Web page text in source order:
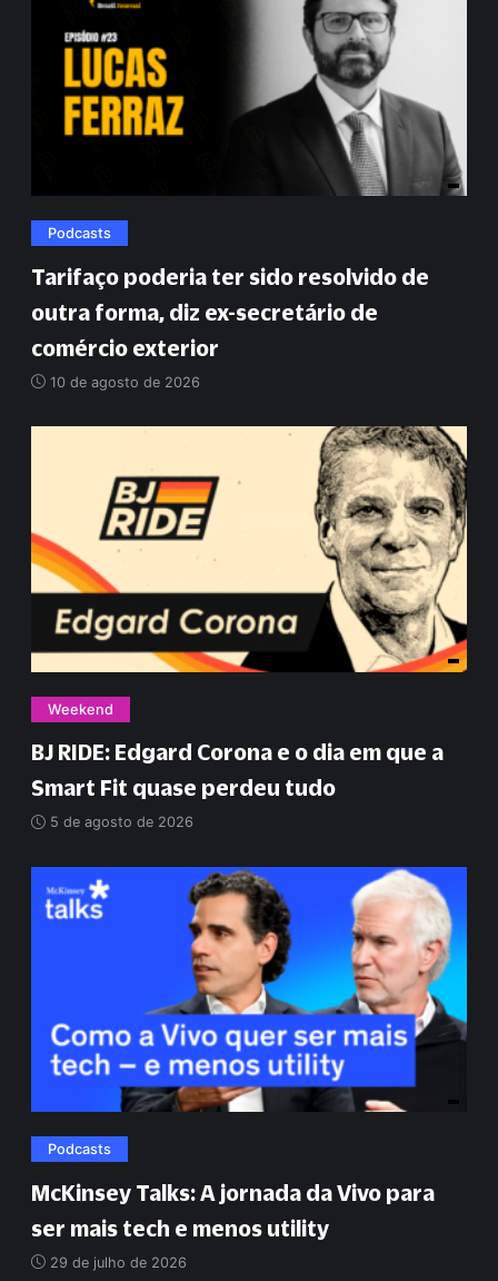
Podcasts
Tarifaço poderia ter sido resolvido de
outra forma, diz ex-secretário de
comércio exterior
10 de agosto de 2026
Weekend
BJ RIDE: Edgard Corona e o dia em que a
Smart Fit quase perdeu tudo
5 de agosto de 2026
Podcasts
McKinsey Talks: A jornada da Vivo para
ser mais tech e menos utility
29 de julho de 2026